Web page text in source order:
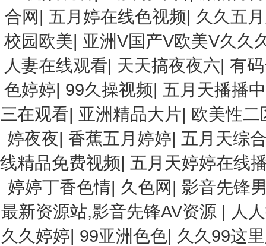
合网| 五月婷在线色视频| 久久五
校园欧美| 亚洲V国产V欧美V久久
人妻在线观看| 天天搞夜夜六| 有
色婷婷| 99久操视频| 五月天播播
三在观看| 亚洲精品大片| 欧美性二
婷夜夜| 香蕉五月婷婷| 五月天综
线精品免费视频| 五月天婷婷在线
婷婷丁香色情| 久色网| 影音先锋
最新资源站,影音先锋AV资源 | 人
久久婷婷| 99亚洲色色| 久久99这